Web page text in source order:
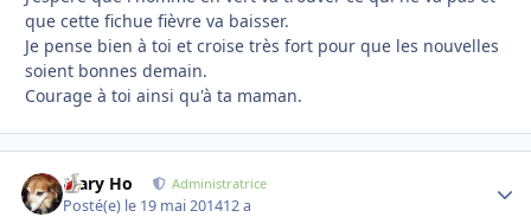
que cette fichue fièvre va baisser.
Je pense bien à toi et croise très fort pour que les nouvelles
soient bonnes demain.
Courage à toi ainsi qu'à ta maman.
Mary Ho Administratrice
Posté(e) le 19 mai 201412 a